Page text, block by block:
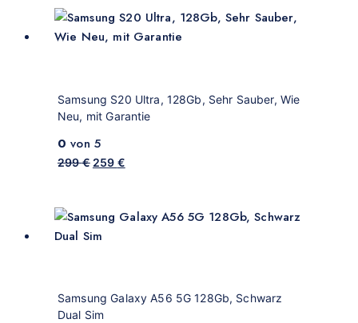
Samsung S20 Ultra, 128Gb, Sehr Sauber, Wie
Neu, mit Garantie
0 von 5
299€ 259 €
Samsung Galaxy A56 5G 128Gb, Schwarz
Dual Sim